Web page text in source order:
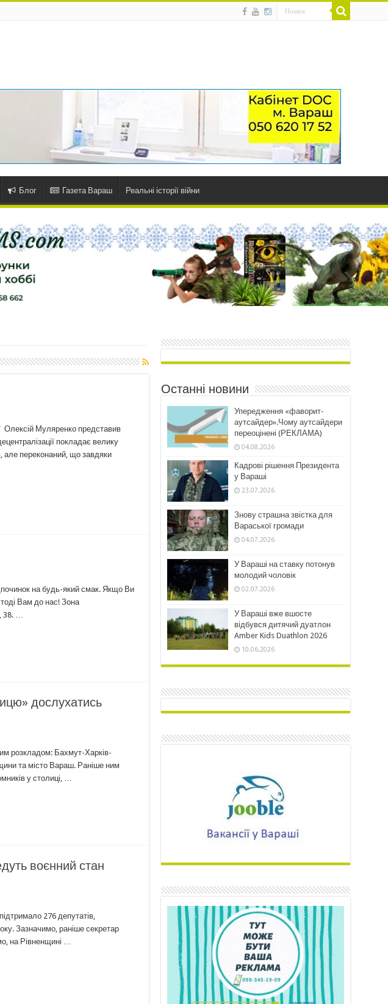
Блог Газета Вараш Реальні історії війни
Олексій Муляренко представив
покладає велику
але переконаний, що завдяки
на будь-який смак. Якщо Ви
Вам до нас! Зона
38. …
дослухатись
розкладом: Бахмут-Харків-
та місто Вараш. Раніше ним
у столиці, …
воєнний стан
276 депутатів,
Зазначимо, раніше секретар
на Рівненщині …
Останні новини
Упередження «фаворит-
аутсайдер».Чому аутсайдери
переоцінені (РЕКЛАМА)
04.08.2026
Кадрові рішення Президента
у Вараші
23.07.2026
Знову страшна звістка для
Вараської громади
04.07.2026
У Вараші на ставку потонув
молодий чоловік
02.07.2026
У Вараші вже вшосте
відбувся дитячий дуатлон
Amber Kids Duathlon 2026
10.06.2026